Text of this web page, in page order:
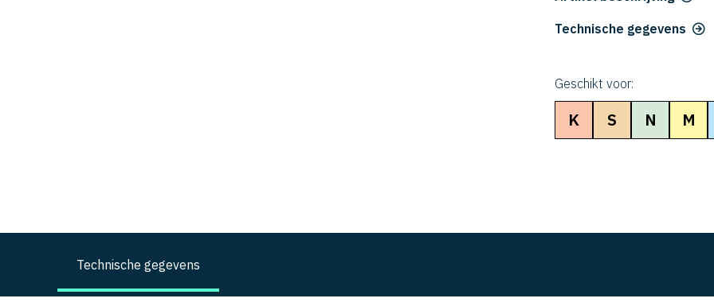
Technische gegevens
Geschikt voor:
K S N M
Technische gegevens